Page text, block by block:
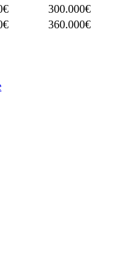
300.000€
360.000€